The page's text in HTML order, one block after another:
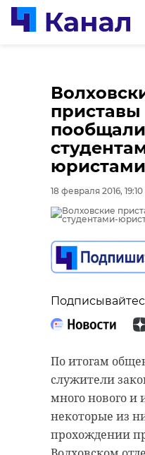
приставы
юристами
18 февраля 2016, 19:10
По итогам
служители
много нового и
некоторые из
прохождении
0:00 /
разгадал
могилы
об
0:00 /
В
состоялась
прорыва